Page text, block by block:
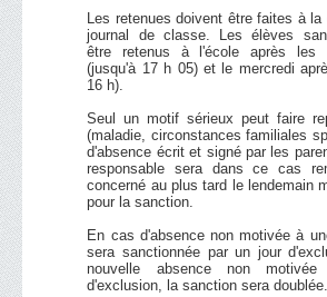
Les retenues doivent être faites à
journal de classe. Les élèves
être retenus à l'école après les
(jusqu'à 17 h 05) et le mercredi
16 h).
Seul un motif sérieux peut faire
(maladie, circonstances familiales
d'absence écrit et signé par les
responsable sera dans ce cas
concerné au plus tard le lendemain
pour la sanction.
En cas d'absence non motivée à
sera sanctionnée par un jour
nouvelle absence non
d'exclusion, la sanction sera doublée.